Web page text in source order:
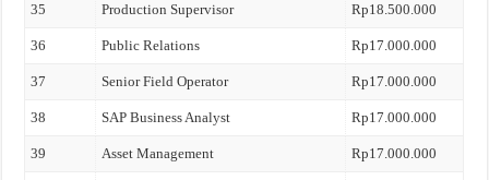
35 Production Supervisor Rp18.500.000
36 Public Relations Rp17.000.000
37 Senior Field Operator Rp17.000.000
38 SAP Business Analyst Rp17.000.000
39 Asset Management Rp17.000.000